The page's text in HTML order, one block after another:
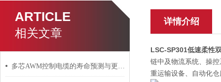
ARTICLE
相关文章
多芯AWM控制电缆的寿命预测与更换周期
详情介绍
LSC-SP301低速柔性
链中及物流系统、操
重运输设备、自动化